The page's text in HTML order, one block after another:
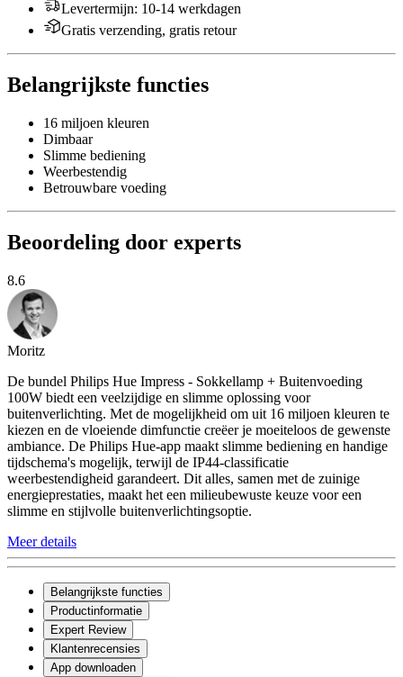
Levertermijn: 10-14 werkdagen
Gratis verzending, gratis retour
Belangrijkste functies
16 miljoen kleuren
Dimbaar
Slimme bediening
Weerbestendig
Betrouwbare voeding
Beoordeling door experts
8.6
Moritz
De bundel Philips Hue Impress - Sokkellamp + Buitenvoeding
100W biedt een veelzijdige en slimme oplossing voor
buitenverlichting. Met de mogelijkheid om uit 16 miljoen kleuren te
kiezen en de vloeiende dimfunctie creëer je moeiteloos de gewenste
ambiance. De Philips Hue-app maakt slimme bediening en handige
tijdschema's mogelijk, terwijl de IP44-classificatie
weerbestendigheid garandeert. Dit alles, samen met de zuinige
energieprestaties, maakt het een milieubewuste keuze voor een
slimme en stijlvolle buitenverlichtingsoptie.
Meer details
Belangrijkste functies
Productinformatie
Expert Review
Klantenrecensies
App downloaden